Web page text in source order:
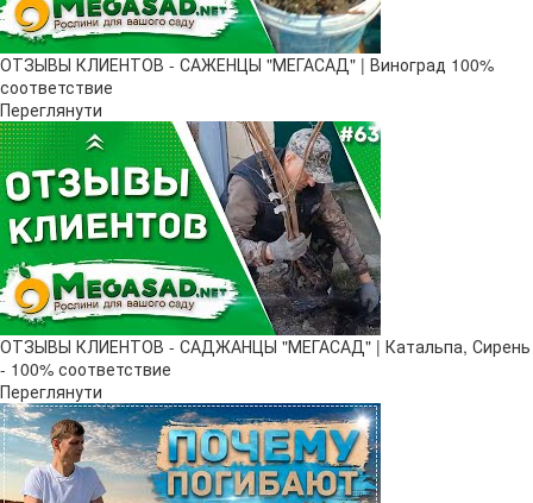
ОТЗЫВЫ КЛИЕНТОВ - САЖЕНЦЫ "МЕГАСАД" | Виноград 100%
соответствие
Переглянути
ОТЗЫВЫ КЛИЕНТОВ - САДЖАНЦЫ "МЕГАСАД" | Катальпа, Сирень
- 100% соответствие
Переглянути